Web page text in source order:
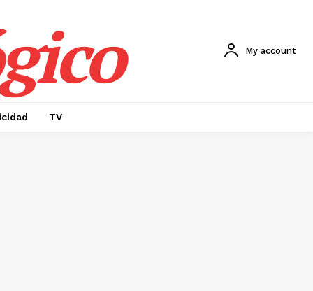
My account
TV